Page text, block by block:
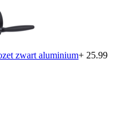
zwart aluminium+ 25.99